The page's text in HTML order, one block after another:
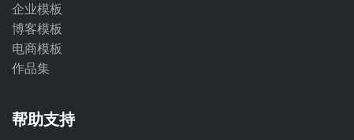
企业模板
博客模板
电商模板
作品集
帮助支持